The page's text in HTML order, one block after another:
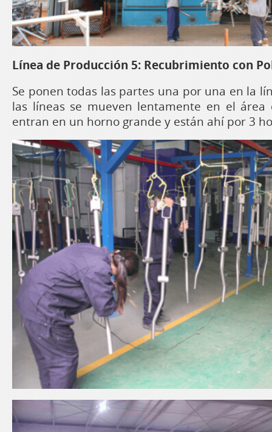
Línea de Producción 5: Recubrimiento con
Se ponen todas las partes una por una en la
las líneas se mueven lentamente en el área
entran en un horno grande y están ahí por 3